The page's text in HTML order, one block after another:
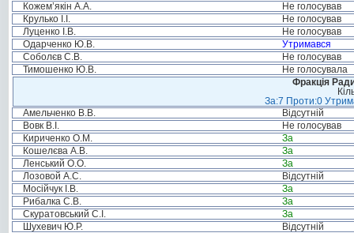
Кожем’якін А.А.
Не голосував
Крулько І.І.
Не голосував
Луценко І.В.
Не голосував
Одарченко Ю.В.
Утримався
Соболєв С.В.
Не голосував
Тимошенко Ю.В.
Не голосувала
Фракція
За:7 Проти:0
Амельченко В.В.
Відсутній
Вовк В.І.
Не голосував
Кириченко О.М.
За
Кошелєва А.В.
За
Ленський О.О.
За
Лозовой А.С.
Відсутній
Мосійчук І.В.
За
Рибалка С.В.
За
Скуратовський С.І.
За
Шухевич Ю.Р.
Відсутній